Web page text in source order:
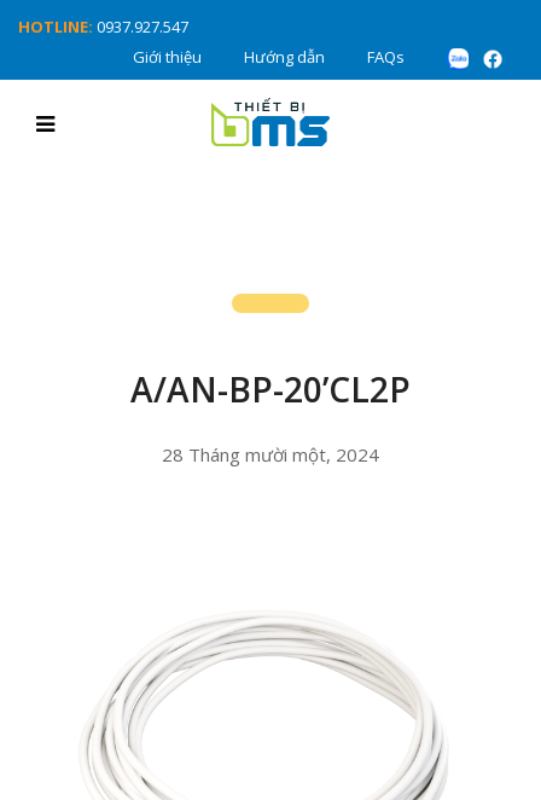
HOTLINE: 0937.927.547
Giới thiệu
Hướng dẫn FAQs
A/AN-BP-20’CL2P
28 Tháng mười một, 2024